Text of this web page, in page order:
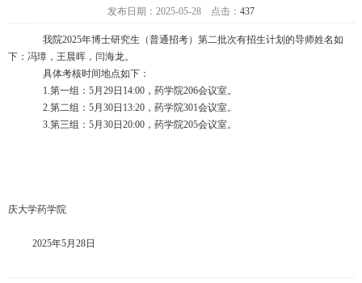
发布日期：2025-05-28 点击： 437
我院2025年博士研究生（普通招考）第二批次有招生计划的导师姓名如
下：冯璋，王晨晖，闫海龙。
具体考核时间地点如下：
1.第一组： 5月 29日 14:00 ，药学院206会议室。
2.第二组： 5月 30日 13:20 ，药学院301会议室。
3.第三组： 5月 30日 20:00 ，药学院205会议室。
庆大学药学院
2025年5月 28日